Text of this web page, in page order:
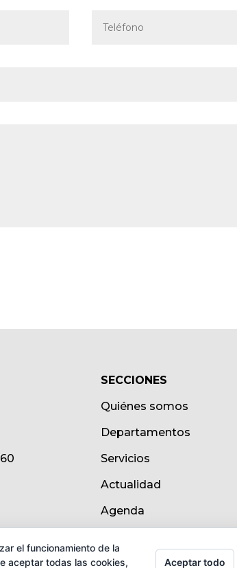
SECCIONES
Quiénes somos
Departamentos
Servicios
Actualidad
Agenda
el funcionamiento de la
aceptar todas las cookies,
Aceptar todo